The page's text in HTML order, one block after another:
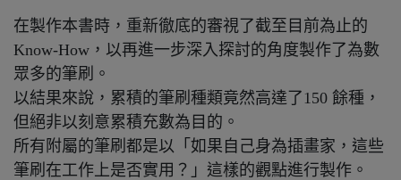
在製作本書時，重新徹底的審視了截至目前為止的
Know-How，以再進一步深入探討的角度製作了為數
眾多的筆刷。
以結果來說，累積的筆刷種類竟然高達了150 餘種，
但絕非以刻意累積充數為目的。
所有附屬的筆刷都是以「如果自己身為插畫家，這些
筆刷在工作上是否實用？」這樣的觀點進行製作。